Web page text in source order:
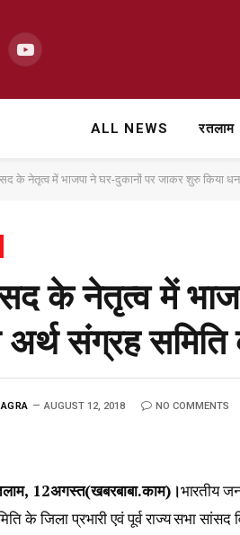
YouTube
ALL NEWS रतलाम
के नेतृत्व में भाजपा ने घर-दुकानों पर जाकर शुरु किया
के नेतृत्व में
अर्थ संग्रह समिति
AUGUST 12, 2018 NO COMMENTS
12अगस्त(खबरबाबा.काम)।भारतीय
के जिला प्रभारी एवं पूर्व राज्य सभा